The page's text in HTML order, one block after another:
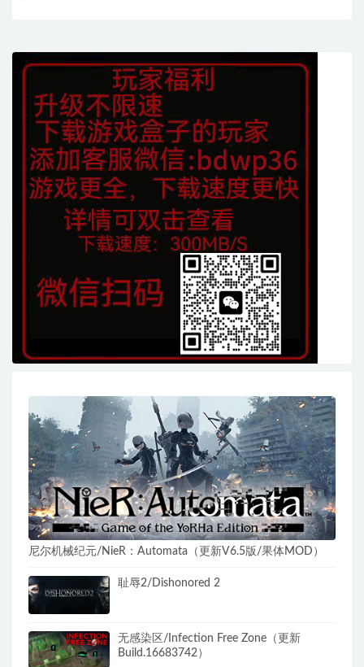
尼尔机械纪元/NieR：Automata（更新V6.5版/果体MOD）
耻辱2/Dishonored 2
无感染区/Infection Free Zone（更新
Build.16683742）